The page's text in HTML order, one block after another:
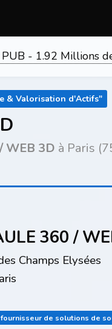
- 1.92 Millions
& Valorisation d'Actifs"
WEB 3D à Paris
360 /
Champs Elysées
de solutions de